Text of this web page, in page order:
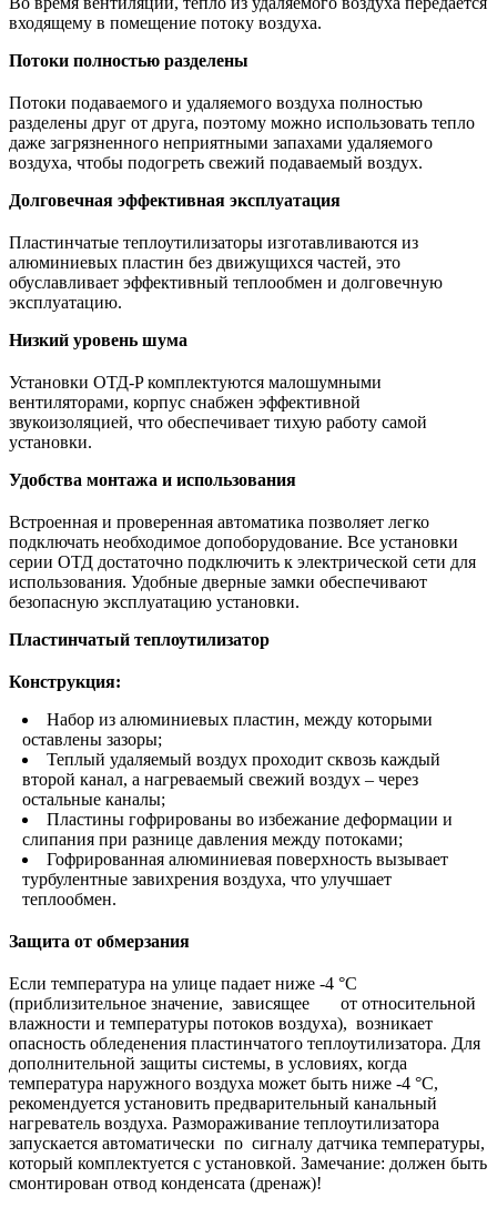
входящему в помещение потоку воздуха.
Потоки полностью разделены
Потоки подаваемого и удаляемого воздуха полностью
разделены друг от друга, поэтому можно использовать тепло
даже загрязненного неприятными запахами удаляемого
воздуха, чтобы подогреть свежий подаваемый воздух.
Долговечная эффективная эксплуатация
Пластинчатые теплоутилизаторы изготавливаются из
алюминиевых пластин без движущихся частей, это
обуславливает эффективный теплообмен и долговечную
эксплуатацию.
Низкий уровень шума
Установки ОТД-P комплектуются малошумными
вентиляторами, корпус снабжен эффективной
звукоизоляцией, что обеспечивает тихую работу самой
установки.
Удобства монтажа и использования
Встроенная и проверенная автоматика позволяет легко
подключать необходимое допоборудование. Все установки
серии ОТД достаточно подключить к электрической сети для
использования. Удобные дверные замки обеспечивают
безопасную эксплуатацию установки.
Пластинчатый теплоутилизатор
Конструкция:
Набор из алюминиевых пластин, между которыми
оставлены зазоры;
Теплый удаляемый воздух проходит сквозь каждый
второй канал, а нагреваемый свежий воздух – через
остальные каналы;
Пластины гофрированы во избежание деформации и
слипания при разнице давления между потоками;
Гофрированная алюминиевая поверхность вызывает
турбулентные завихрения воздуха, что улучшает
теплообмен.
Защита от обмерзания
Если температура на улице падает ниже -4 °C
(приблизительное значение, зависящее от относительной
влажности и температуры потоков воздуха), возникает
опасность обледенения пластинчатого теплоутилизатора. Для
дополнительной защиты системы, в условиях, когда
температура наружного воздуха может быть ниже -4 °C,
рекомендуется установить предварительный канальный
нагреватель воздуха. Размораживание теплоутилизатора
запускается автоматически по сигналу датчика температуры,
который комплектуется с установкой. Замечание: должен быть
смонтирован отвод конденсата (дренаж)!